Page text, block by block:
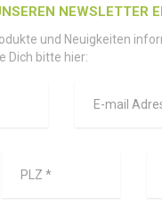
NEWSLETTER
und Neuigkeiten
Dich bitte hier: